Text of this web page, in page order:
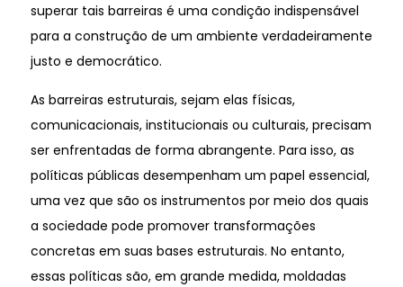
superar tais barreiras é uma condição indispensável
para a construção de um ambiente verdadeiramente
justo e democrático.
As barreiras estruturais, sejam elas físicas,
comunicacionais, institucionais ou culturais, precisam
ser enfrentadas de forma abrangente. Para isso, as
políticas públicas desempenham um papel essencial,
uma vez que são os instrumentos por meio dos quais
a sociedade pode promover transformações
concretas em suas bases estruturais. No entanto,
essas políticas são, em grande medida, moldadas